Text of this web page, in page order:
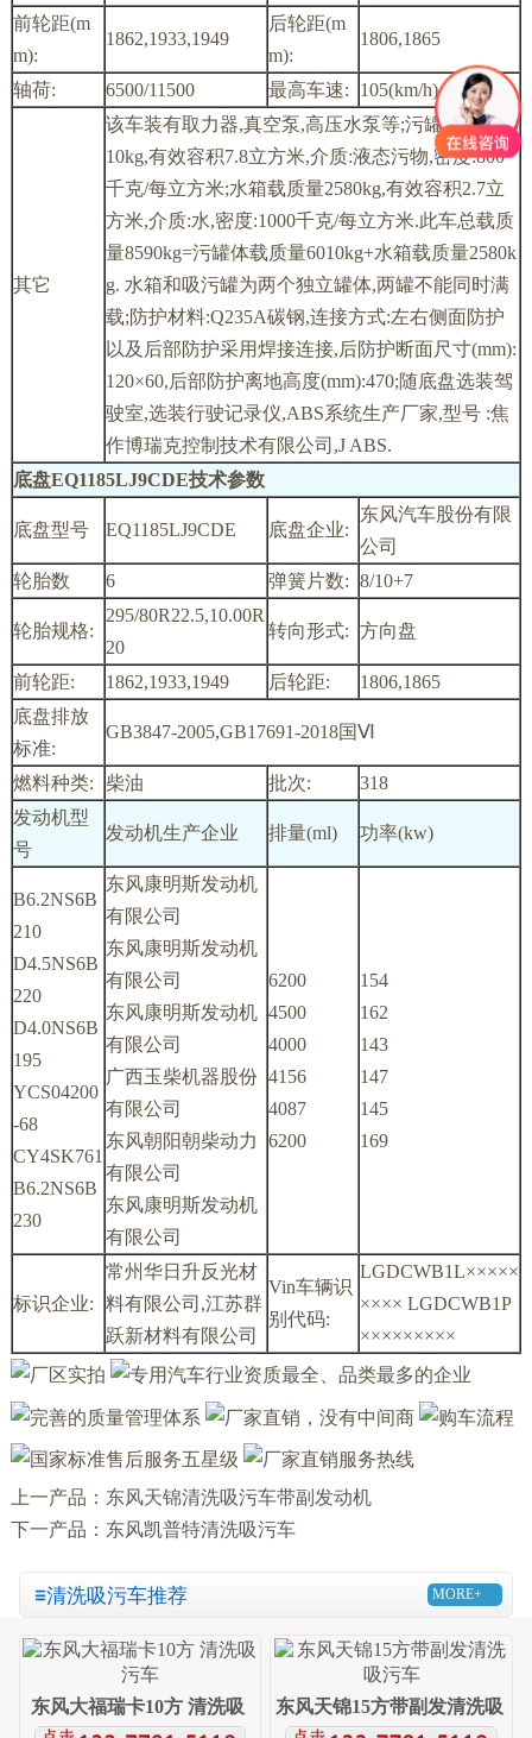
前轮距(m
m):
1862,1933,1949
后轮距(m
m):
1806,1865
轴荷: 6500/11500 最高车速: 105(km/h)
其它
该车装有取力器,真空泵,高压水泵等;污罐载质量60
10kg,有效容积7.8立方米,介质:液态污物,密度:800
千克/每立方米;水箱载质量2580kg,有效容积2.7立
方米,介质:水,密度:1000千克/每立方米.此车总载质
量8590kg=污罐体载质量6010kg+水箱载质量2580k
g. 水箱和吸污罐为两个独立罐体,两罐不能同时满
载;防护材料:Q235A碳钢,连接方式:左右侧面防护
以及后部防护采用焊接连接,后防护断面尺寸(mm):
120×60,后部防护离地高度(mm):470;随底盘选装驾
驶室,选装行驶记录仪,ABS系统生产厂家,型号 :焦
作博瑞克控制技术有限公司,J ABS.
底盘EQ1185LJ9CDE技术参数
底盘型号 EQ1185LJ9CDE 底盘企业:
东风汽车股份有限
公司
轮胎数
6 弹簧片数: 8/10+7
轮胎规格:
295/80R22.5,10.00R
20
转向形式: 方向盘
前轮距: 1862,1933,1949 后轮距:
1806,1865
底盘排放
标准:
GB3847-2005,GB17691-2018国Ⅵ
燃料种类: 柴油 批次:
318
发动机型
号
发动机生产企业 排量(ml) 功率(kw)
B6.2NS6B
210
D4.5NS6B
220
D4.0NS6B
195
YCS04200
-68
CY4SK761
B6.2NS6B
230
东风康明斯发动机
有限公司
东风康明斯发动机
有限公司
东风康明斯发动机
有限公司
广西玉柴机器股份
有限公司
东风朝阳朝柴动力
有限公司
东风康明斯发动机
有限公司
6200
4500
4000
4156
4087
6200
154
162
143
147
145
169
标识企业:
常州华日升反光材
料有限公司,江苏群
跃新材料有限公司
Vin车辆识
别代码:
LGDCWB1L×××××
×××× LGDCWB1P
×××××××××
上一产品： 东风天锦清洗吸污车带副发动机
下一产品： 东风凯普特清洗吸污车
清洗吸污车推荐 MORE+
东风大福瑞卡10方 清洗吸
东风天锦15方带副发清洗吸